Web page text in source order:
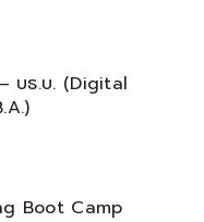
บธ.บ. (Digital
Boot Camp